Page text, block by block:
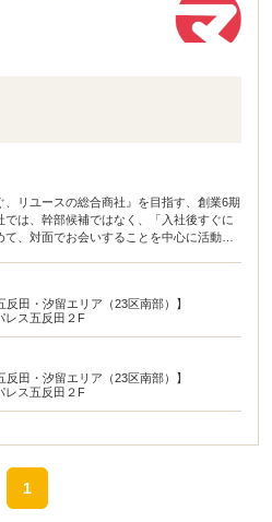
リユースの総合商社』を目指す、創業6期
は、幹部候補ではなく、「入社後すぐに
、対面でお会いすることを中心に活動し
面談を通じてお話しして頂くのみです。
「企画職や経営に興味がある!」「自分の
たい!」「同年代の誰よりも先を歩いてい
ていらしたら、ぜひ一度お会いして情報交
でお気軽にどうぞ。ご参加いただいた方
考)のご案内を差し上げます。弊社は決し
新卒・中途と採用を広げ確実に成長して
覧頂き、興味を持ってもらえれば幸いで
株式会社マクサス 企業ページ
反田・汐留エリア（23区南部）】
レス五反田２F
反田・汐留エリア（23区南部）】
レス五反田２F
1